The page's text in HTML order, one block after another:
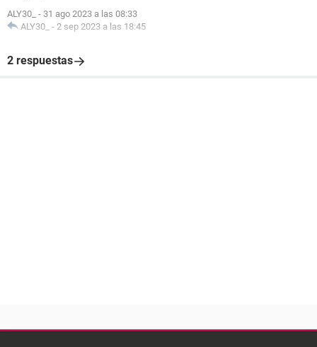
ALY30_ - 31 ago 2023 a las 08:33
ALY30_ - 2 sep 2023 a las 18:45
2 respuestas